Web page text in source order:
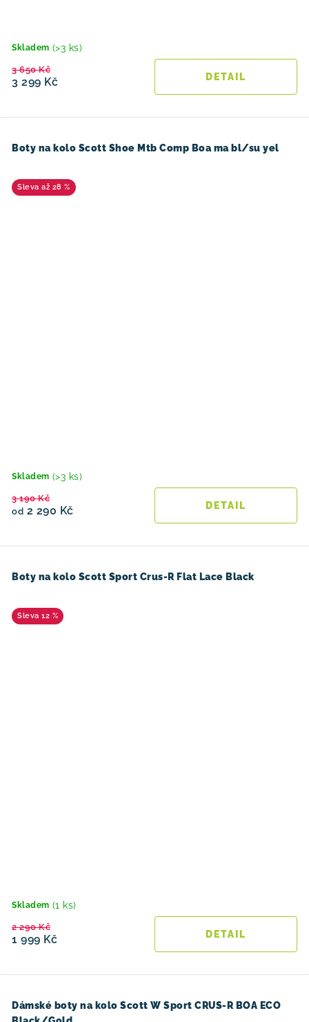
Skladem (>3 ks)
3 299 Kč
3 650 Kč
Boty na kolo Scott Shoe Mtb Comp Boa ma bl/su yel
až 28 %
Skladem (>3 ks)
od 2 290 Kč
3 190 Kč
Boty na kolo Scott Sport Crus-R Flat Lace Black
12 %
Skladem (1 ks)
1 999 Kč
2 290 Kč
Dámské boty na kolo Scott W Sport CRUS-R BOA ECO